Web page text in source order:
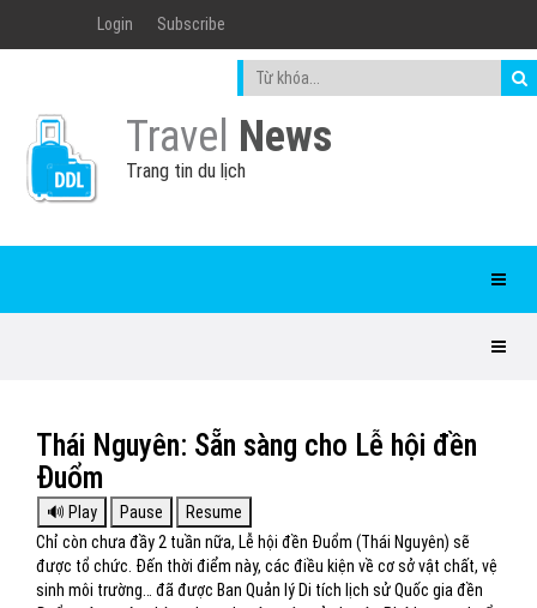
Login Subscribe
Travel News
Trang tin du lịch
Thái Nguyên: Sẵn sàng cho Lễ hội đền
Đuổm
Chỉ còn chưa đầy 2 tuần nữa, Lễ hội đền Đuổm (Thái Nguyên) sẽ
được tổ chức. Đến thời điểm này, các điều kiện về cơ sở vật chất, vệ
sinh môi trường… đã được Ban Quản lý Di tích lịch sử Quốc gia đền